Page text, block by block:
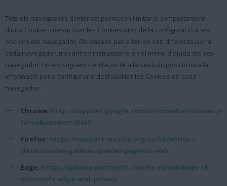
Tots els navegadors d'Internet permeten limitar el comportament
d'una Cookie o desactivar les Cookies dins de la configuració o les
opcions del navegador. Els passos per a fer-ho són diferents per a
cada navegador, trobant-se instruccions en el menú d'ajuda del seu
navegador. En els següents enllaços té a la seva disposició tota la
informació per a configurar o deshabilitar les Cookies en cada
navegador:
Chrome: http://support.google.com/chrome/bin/
hl=ca&answer=95647
Firefox: https://support.mozilla.org/ca/kb/activa-i-
desactiva-les-galetes-que-les-pagines-web
Edge: https://privacy.microsoft.com/es-es/windows-10-
microsoft-edge-and-privacy